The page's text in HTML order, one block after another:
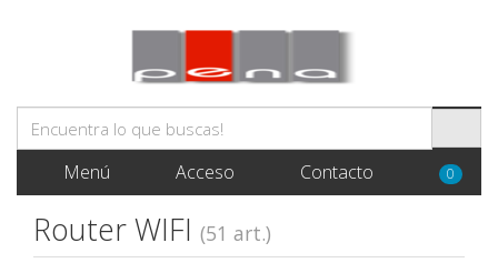
Menú Acceso Contacto 0
Router WIFI (51 art.)